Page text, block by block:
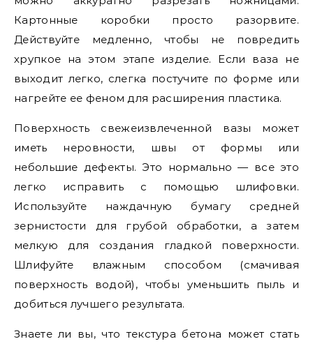
Картонные коробки просто разорвите.
Действуйте медленно, чтобы не повредить
хрупкое на этом этапе изделие. Если ваза не
выходит легко, слегка постучите по форме или
нагрейте ее феном для расширения пластика.
Поверхность свежеизвлеченной вазы может
иметь неровности, швы от формы или
небольшие дефекты. Это нормально — все это
легко исправить с помощью шлифовки.
Используйте наждачную бумагу средней
зернистости для грубой обработки, а затем
мелкую для создания гладкой поверхности.
Шлифуйте влажным способом (смачивая
поверхность водой), чтобы уменьшить пыль и
добиться лучшего результата.
Знаете ли вы, что текстура бетона может стать